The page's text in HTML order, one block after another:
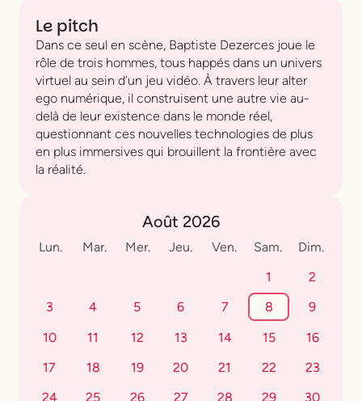
Le pitch
Dans ce seul en scène, Baptiste Dezerces joue le
rôle de trois hommes, tous happés dans un univers
virtuel au sein d’un jeu vidéo. À travers leur alter
ego numérique, il construisent une autre vie au-
delà de leur existence dans le monde réel,
questionnant ces nouvelles technologies de plus
en plus immersives qui brouillent la frontière avec
la réalité.
Août 2026
Lun. Mar. Mer. Jeu. Ven. Sam.
Dim.
1
2
3
4 5 6 7 8
9
10
11 12 13 14 15
16
17
18 19 20 21 22
23
24
25 26 27 28 29
30